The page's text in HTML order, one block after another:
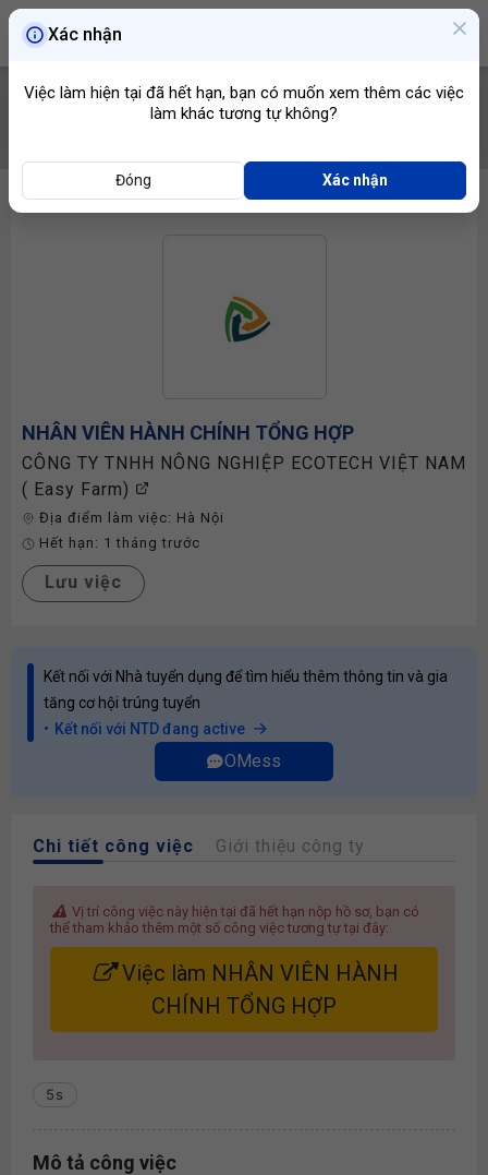
NHÂN VIÊN HÀNH CHÍNH TỔNG HỢP
CÔNG TY TNHH NÔNG NGHIỆP ECOTECH VIỆT NAM
( Easy Farm)
Địa điểm làm việc: Hà Nội
Hết hạn: 1 tháng trước
Lưu việc
Kết nối với Nhà tuyển dụng để tìm hiểu thêm thông tin và gia
tăng cơ hội trúng tuyển
Kết nối với NTD đang active
OMess
Chi tiết công việc Giới thiệu công ty
Vị trí công việc này hiện tại đã hết hạn nộp hồ sơ, bạn có
thể tham khảo thêm một số công việc tương tự tại đây:
Việc làm NHÂN VIÊN HÀNH
CHÍNH TỔNG HỢP
5s
Mô tả công việc
Xác nhận
Việc làm hiện tại đã hết hạn, bạn có muốn xem thêm các việc
làm khác tương tự không?
Đóng Xác nhận